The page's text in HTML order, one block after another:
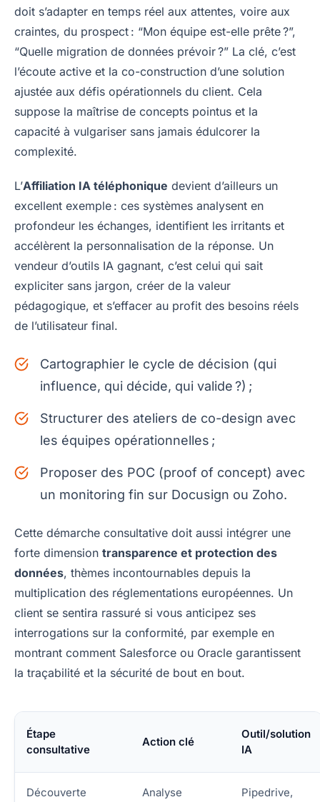
doit s’adapter en temps réel aux attentes, voire aux
craintes, du prospect : “Mon équipe est-elle prête ?”,
“Quelle migration de données prévoir ?” La clé, c’est
l’écoute active et la co-construction d’une solution
ajustée aux défis opérationnels du client. Cela
suppose la maîtrise de concepts pointus et la
capacité à vulgariser sans jamais édulcorer la
complexité.
L’Affiliation IA téléphonique devient d’ailleurs un
excellent exemple : ces systèmes analysent en
profondeur les échanges, identifient les irritants et
accélèrent la personnalisation de la réponse. Un
vendeur d’outils IA gagnant, c’est celui qui sait
expliciter sans jargon, créer de la valeur
pédagogique, et s’effacer au profit des besoins réels
de l’utilisateur final.
Cartographier le cycle de décision (qui
influence, qui décide, qui valide ?) ;
Structurer des ateliers de co-design avec
les équipes opérationnelles ;
Proposer des POC (proof of concept) avec
un monitoring fin sur Docusign ou Zoho.
Cette démarche consultative doit aussi intégrer une
forte dimension transparence et protection des
données, thèmes incontournables depuis la
multiplication des réglementations européennes. Un
client se sentira rassuré si vous anticipez ses
interrogations sur la conformité, par exemple en
montrant comment Salesforce ou Oracle garantissent
la traçabilité et la sécurité de bout en bout.
Étape
consultative
Action clé
Outil/solution
IA
Découverte
Analyse
Pipedrive,